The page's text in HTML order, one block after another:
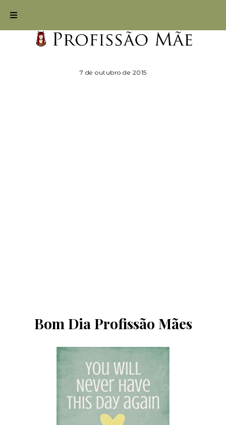
7 de outubro de 2015
Bom Dia Profissão Mães